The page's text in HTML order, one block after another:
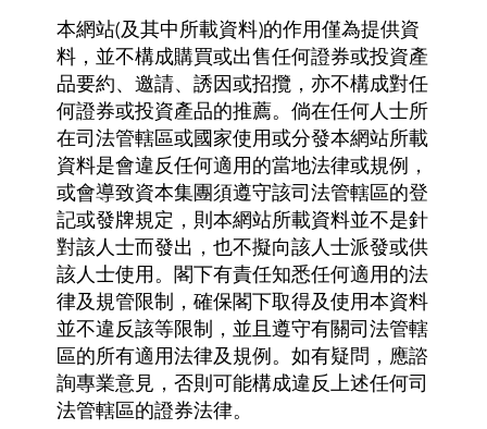
本網站(及其中所載資料)的作用僅為提供資
料，並不構成購買或出售任何證券或投資產
品要約、邀請、誘因或招攬，亦不構成對任
何證券或投資產品的推薦。倘在任何人士所
在司法管轄區或國家使用或分發本網站所載
資料是會違反任何適用的當地法律或規例，
或會導致資本集團須遵守該司法管轄區的登
記或發牌規定，則本網站所載資料並不是針
對該人士而發出，也不擬向該人士派發或供
該人士使用。閣下有責任知悉任何適用的法
律及規管限制，確保閣下取得及使用本資料
並不違反該等限制，並且遵守有關司法管轄
區的所有適用法律及規例。如有疑問，應諮
詢專業意見，否則可能構成違反上述任何司
法管轄區的證券法律。